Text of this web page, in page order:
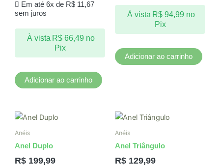
Em até 6x de R$11,67
sem juros
À vista R$ 66,49 no
Pix
Adicionar ao carrinho
À vista R$ 94,99 no
Pix
Adicionar ao carrinho
Anéis
Anel Duplo
R$ 199,99
Anéis
Anel Triângulo
R$ 129,99